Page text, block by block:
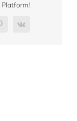
Platform!
Vk